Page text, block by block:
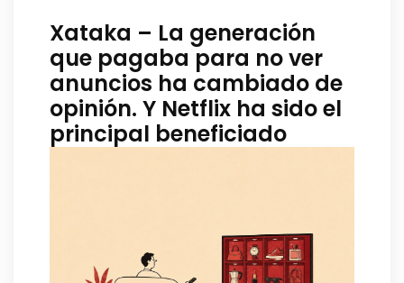
Xataka – La generación
que pagaba para no ver
anuncios ha cambiado de
opinión. Y Netflix ha sido el
principal beneficiado